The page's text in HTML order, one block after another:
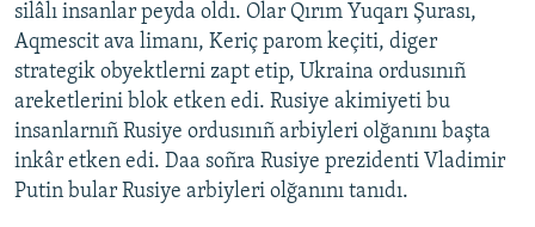
silâlı insanlar peyda oldı. Olar Qırım Yuqarı Şurası,
Aqmescit ava limanı, Keriç parom keçiti, diger
strategik obyektlerni zapt etip, Ukraina ordusınıñ
areketlerini blok etken edi. Rusiye akimiyeti bu
insanlarnıñ Rusiye ordusınıñ arbiyleri olğanını başta
inkâr etken edi. Daa soñra Rusiye prezidenti Vladimir
Putin bular Rusiye arbiyleri olğanını tanıdı.